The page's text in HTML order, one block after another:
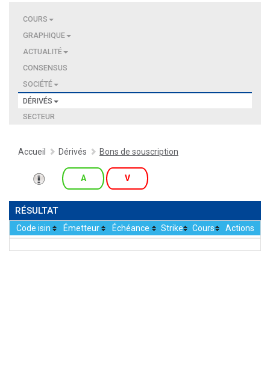
COURS
GRAPHIQUE
ACTUALITÉ
CONSENSUS
SOCIÉTÉ
DÉRIVÉS
SECTEUR
Accueil Dérivés Bons de souscription
A V
RÉSULTAT
Code isin Émetteur Échéance Strike Cours Actions